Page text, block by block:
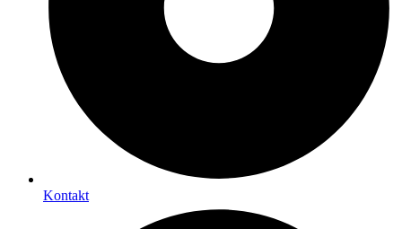
Kontakt